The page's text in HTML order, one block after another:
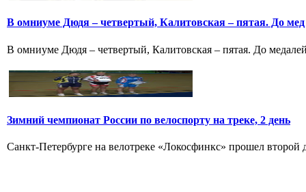
В омниуме Дюдя – четвертый, Калитовская – пятая. До мед
В омниуме Дюдя – четвертый, Калитовская – пятая. До
Зимний чемпионат России по велоспорту на треке, 2 день
Санкт-Петербурге на велотреке «Локосфинкс» прошел